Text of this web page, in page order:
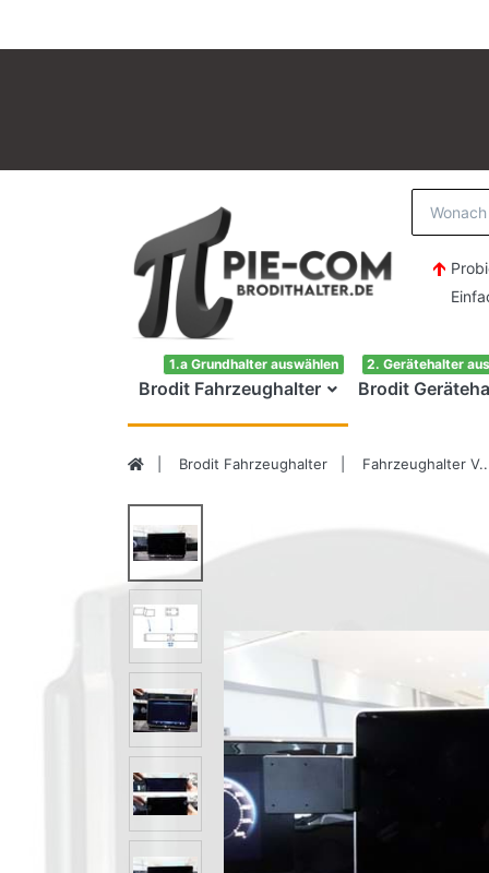
Einfach
Brodit Fahrzeughalter
1.a Grundhalter auswählen
Brodit
2. Gerätehalter
Brodit Fahrzeughalter Fahrzeughalter